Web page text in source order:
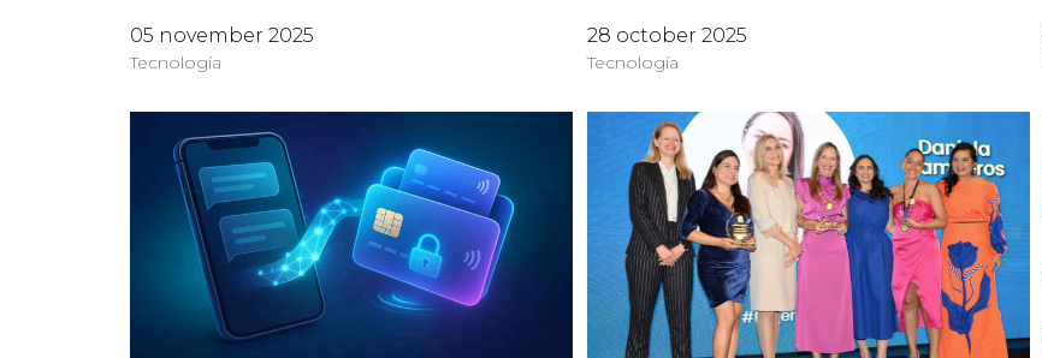
05 november 2025
Tecnología
28 october 2025
Tecnología